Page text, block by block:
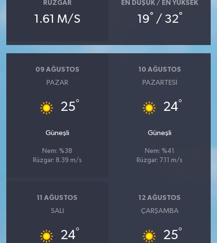
RÜZGAR
1.61 M/S
EN DÜŞÜK / EN YÜKSEK
19° / 32°
09 AĞUSTOS
PAZAR
25°
Güneşli
Nem: %38
Rüzgar: 8.39 m/s
10 AĞUSTOS
PAZARTESI
24°
Güneşli
Nem: %41
Rüzgar: 7.11 m/s
11 AĞUSTOS
SALI
24°
12 AĞUSTOS
ÇARŞAMBA
25°
Şaphane
Simav
Siyaset
Spor
Teknoloji
Türkiye